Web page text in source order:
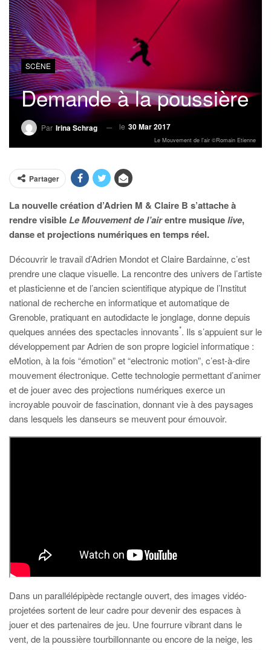
SCÈNE
Demande à la poussière
Par Irina Schrag le 30 Mar 2017
Le Mouvement de l'air ©Romain Etienne
Partager
La nouvelle création d’Adrien M & Claire B s’attache à
rendre visibleLe Mouvement de l’airentre musiquelive,
danse et projections numériques en temps réel.
Découvrir le travail d’Adrien Mondot et Claire Bardainne, c’est
prendre une claque visuelle. La rencontre des univers de l’artiste
et plasticienne et de l’ancien scientifique atypique de l’Institut
national de recherche en informatique et automatique de
Grenoble, pratiquant en autodidacte le jonglage, donne depuis
quelques années des spectacles innovants*. Ils s’appuient sur le
développement par Adrien de son propre logiciel informatique :
eMotion, à la fois “émotion” et “electronic motion”, c’est-à-dire
mouvement électronique. Cette technologie permettant d’animer
et de jouer avec des projections numériques exerce un
incroyable pouvoir de fascination, donnant vie à des paysages
dans lesquels les danseurs se meuvent pour émouvoir.
Dans un parallélépipède rectangle ouvert, des images vidéo-
projetées sortent de leur cadre pour devenir des espaces à
jouer et des partenaires de jeu. Une fourrure vibrant dans le
vent, de la poussière tourbillonnante ou encore de la neige, les